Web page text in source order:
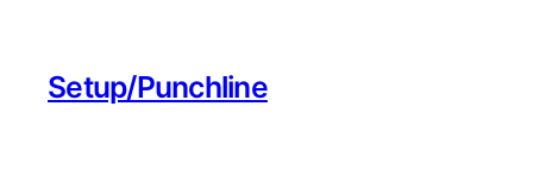
springen
Setup/Punchline